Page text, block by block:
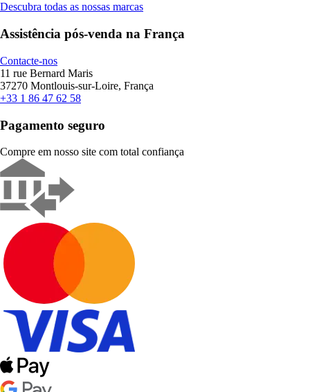
Descubra todas as nossas marcas
Assistência pós-venda na França
Contacte-nos
11 rue Bernard Maris
37270 Montlouis-sur-Loire, França
+33 1 86 47 62 58
Pagamento seguro
Compre em nosso site com total confiança